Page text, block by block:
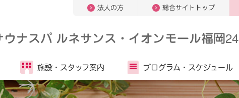
法人の方 総合サイトトップ
ウナスパ ルネサンス・イオンモール福岡24
施設・ スタッフ案内 プログラム・ スケジュール